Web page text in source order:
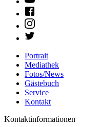
Portrait
Mediathek
Fotos/News
Gästebuch
Service
Kontakt
Kontaktinformationen